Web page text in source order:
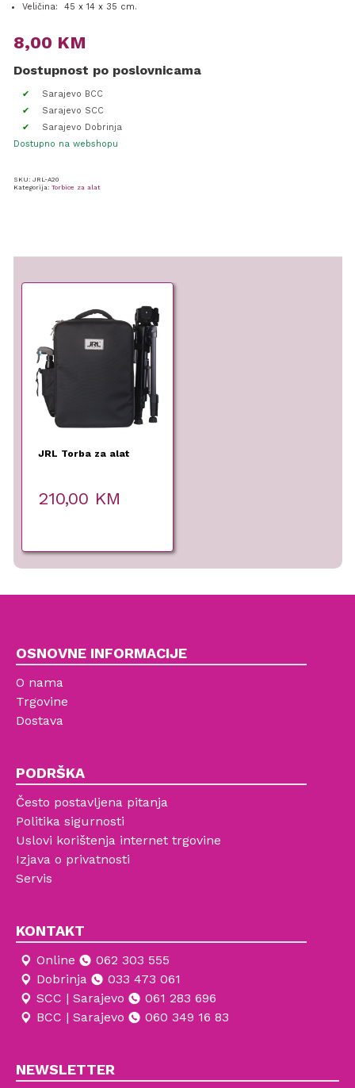
Veličina: 45 x 14 x 35 cm.
8,00 KM
Dostupnost po poslovnicama
Sarajevo BCC
Sarajevo SCC
Sarajevo Dobrinja
Dostupno na webshopu
SKU: JRL-A20
Kategorija: Torbice za alat
JRL Torba za alat
210,00 KM
OSNOVNE INFORMACIJE
O nama
Trgovine
Dostava
PODRŠKA
Često postavljena pitanja
Politika sigurnosti
Uslovi korištenja internet trgovine
Izjava o privatnosti
Servis
KONTAKT
Online
062 303 555
Dobrinja
033 473 061
SCC | Sarajevo
061 283 696
BCC | Sarajevo
060 349 16 83
NEWSLETTER